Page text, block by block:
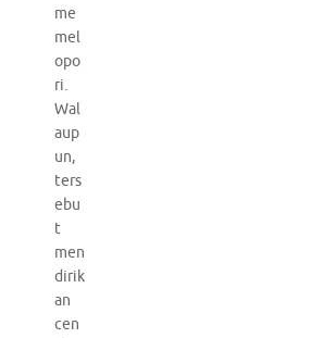
me
mel
opo
ri.
Wal
aup
un,
ters
ebu
t
men
dirik
an
cen